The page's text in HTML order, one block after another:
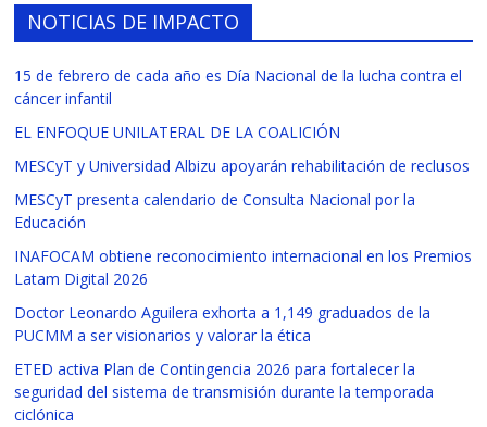
NOTICIAS DE IMPACTO
15 de febrero de cada año es Día Nacional de la lucha contra el
cáncer infantil
EL ENFOQUE UNILATERAL DE LA COALICIÓN
MESCyT y Universidad Albizu apoyarán rehabilitación de reclusos
MESCyT presenta calendario de Consulta Nacional por la
Educación
INAFOCAM obtiene reconocimiento internacional en los Premios
Latam Digital 2026
Doctor Leonardo Aguilera exhorta a 1,149 graduados de la
PUCMM a ser visionarios y valorar la ética
ETED activa Plan de Contingencia 2026 para fortalecer la
seguridad del sistema de transmisión durante la temporada
ciclónica